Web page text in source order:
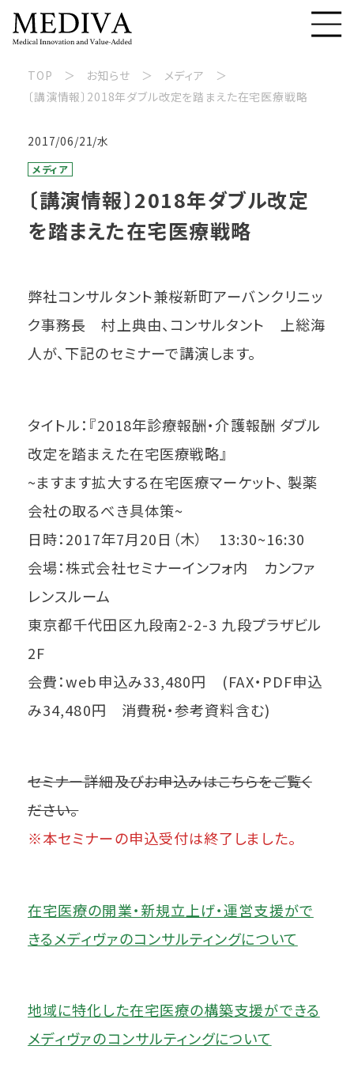
TOP お知らせ
メディア
〔講演情報〕2018年ダブル改定を踏まえた在宅医療戦略
2017/06/21/水
メディア
〔講演情報〕2018年ダブル改定
を踏まえた在宅医療戦略
弊社コンサルタント兼桜新町アーバンクリニッ
ク事務長 村上典由、コンサルタント 上総海
人が、下記のセミナーで講演します。
タイトル：『2018年診療報酬・介護報酬 ダブル
改定を踏まえた在宅医療戦略』
~ますます拡大する在宅医療マーケット、 製薬
会社の取るべき具体策~
日時：2017年7月20日（木） 13:30~16:30
会場：株式会社セミナーインフォ内 カンファ
レンスルーム
東京都千代田区九段南2-2-3 九段プラザビル
2F
会費：web申込み33,480円 (FAX・PDF申込
み34,480円 消費税・参考資料含む)
セミナー詳細及びお申込みはこちらをご覧く
ださい。
※本セミナーの申込受付は終了しました。
在宅医療の開業・新規立上げ・運営支援がで
きるメディヴァのコンサルティングについて
地域に特化した在宅医療の構築支援ができる
メディヴァのコンサルティングについて